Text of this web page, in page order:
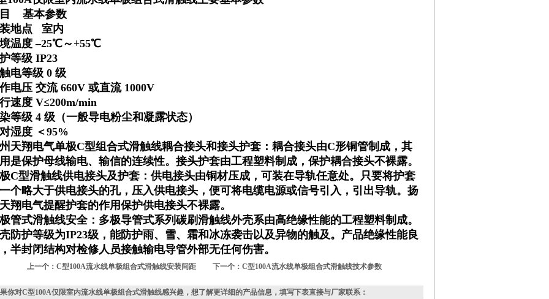
基本参数
地点 室内
温度 –25℃～+55℃
等级 IP23
电等级 0 级
电压 交流 660V 或直流 1000V
速度 V≤200m/min
等级 4 级（一般导电粉尘和凝露状态）
湿度 ＜95%
天翔电气单极C型组合式滑触线耦合接头和接头护套：耦合接头由C形铜管制成，其
是保护母线输电、输信的连续性。接头护套由工程塑料制成，保护耦合接头不裸露。
C型滑触线供电接头及护套：供电接头由铜材压成，可装在导轨任意处。只要将护套
个略大于供电接头的孔，压入供电接头，便可将电缆电源或信号引入，引出导轨。扬
翔电气提醒护套的作用保护供电接头不裸露。
管式滑触线安全：多极导管式系列碳刷滑触线外壳系由高绝缘性能的工程塑料制成。
防护等级为IP23级，能防护雨、雪、霜和冰冻袭击以及异物的触及。产品绝缘性能良
半封闭结构对检修人员接触输电导管外部无任何伤害。
上一个： C型100A流水线单极组合式滑触线安装间距 下一个： C型100A流水线单极组合式滑触线技术参数
你对C型100A仅限室内流水线单极组合式滑触线感兴趣，想了解更详细的产品信息，填写下表直接与厂家联系：